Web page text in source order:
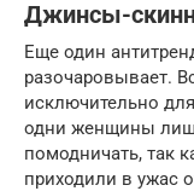
Джинсы-
Еще один
разочаровывает.
исключительно
одни женщины
помодничать, так
приходили в ужас